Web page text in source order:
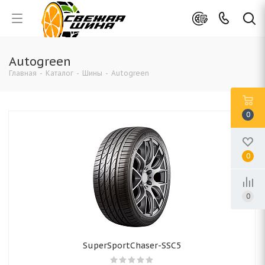
Autogreen
Главная - Каталог - Шины - Autogreen
SuperSportChaser-SSC5
0
0
0